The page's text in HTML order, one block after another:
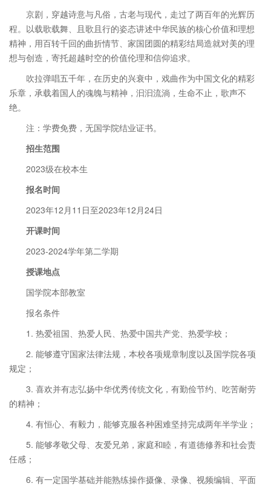
京剧，穿越诗意与凡俗，古老与现代，走过了两百年的光辉历
程。以载歌载舞、且歌且行的姿态讲述中华民族的核心价值和理想
精神，用百转千回的曲折情节、家国团圆的精彩结局造就对美的理
想与创造，寄托超越时空的价值伦理和信仰追求。
吹拉弹唱五千年，在历史的兴衰中，戏曲作为中国文化的精彩
乐章，承载着国人的魂魄与精神，汩汩流淌，生命不止，歌声不
绝。
注：学费免费，无国学院结业证书。
招生范围
2023级在校本生
报名时间
2023年12月11日至2023年12月24日
开课时间
2023-2024学年第二学期
授课地点
国学院本部教室
报名条件
1. 热爱祖国、热爱人民、热爱中国共产党、热爱学校；
2. 能够遵守国家法律法规，本校各项规章制度以及国学院各项
规定；
3. 喜欢并有志弘扬中华优秀传统文化，有勤俭节约、吃苦耐劳
的精神；
4. 有恒心、有毅力，能够克服各种困难坚持完成两年半学业；
5. 能够孝敬父母、友爱兄弟，家庭和睦，有道德修养和社会责
任感；
6. 有一定国学基础并能熟练操作摄像、录像、视频编辑、平面